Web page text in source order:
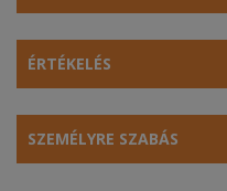
ÉRTÉKELÉS
SZEMÉLYRE SZABÁS